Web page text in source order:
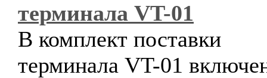
терминала VT-01
В комплект поставки
терминала VT-01